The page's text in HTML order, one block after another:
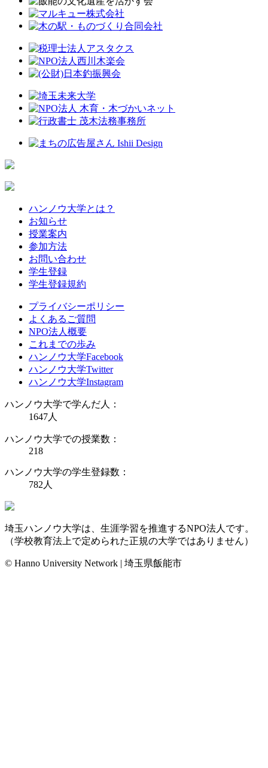
ハンノウ大学とは？
お知らせ
授業案内
参加方法
お問い合わせ
学生登録
学生登録規約
プライバシーポリシー
よくあるご質問
NPO法人概要
これまでの歩み
ハンノウ大学Facebook
ハンノウ大学Twitter
ハンノウ大学Instagram
ハンノウ大学で学んだ人：
1647人
ハンノウ大学での授業数：
218
ハンノウ大学の学生登録数：
782 人
埼玉ハンノウ大学は、生涯学習を推進するNPO法人です。
（学校教育法上で定められた正規の大学ではありません）
© Hanno University Network | 埼玉県飯能市